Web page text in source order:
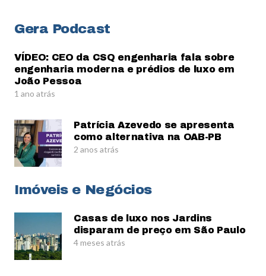
Gera Podcast
VÍDEO: CEO da CSQ engenharia fala sobre
engenharia moderna e prédios de luxo em
João Pessoa
1 ano atrás
Patrícia Azevedo se apresenta
como alternativa na OAB-PB
2 anos atrás
Imóveis e Negócios
Casas de luxo nos Jardins
disparam de preço em São Paulo
4 meses atrás